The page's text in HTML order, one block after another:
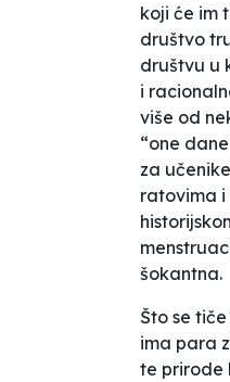
koji će im
društvo
društvu u
i
više od
“one
za
ratovima i
šokantna.
Što se
ima para
te prirode